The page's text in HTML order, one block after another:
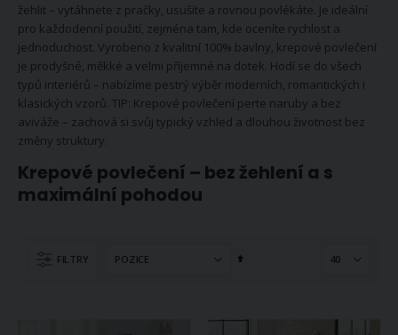
žehlit – vytáhnete z pračky, usušíte a rovnou povlékáte. Je ideální
pro každodenní použití, zejména tam, kde oceníte rychlost a
jednoduchost. Vyrobeno z kvalitní 100% bavlny, krepové povlečení
je prodyšné, měkké a velmi příjemné na dotek. Hodí se do všech
typů interiérů – nabízíme pestrý výběr moderních, romantických i
klasických vzorů. TIP: Krepové povlečení perte naruby a bez
aviváže – zachová si svůj typický vzhled a dlouhou životnost bez
změny struktury.
Krepové povlečení – bez žehlení a s
maximální pohodou
FILTRY
Nastavit